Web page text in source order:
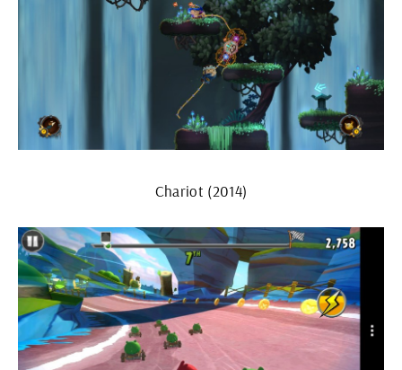
Chariot (2014)